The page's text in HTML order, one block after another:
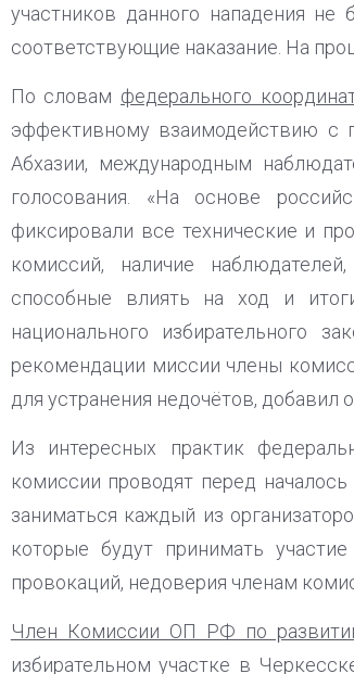
участников данного нападения не
соответствующие наказание. На
По словам федерального
эффективному взаимодействию с
Абхазии, международным
голосования. «На основе
фиксировали все технические и
комиссий, наличие
способные влиять на ход и
национального избирательного
рекомендации миссии члены
для устранения недочётов, добавил
Из интересных практик
комиссии проводят перед
заниматься каждый из
которые будут принимать
провокаций, недоверия членам
Член Комиссии ОП РФ по
избирательном участке в